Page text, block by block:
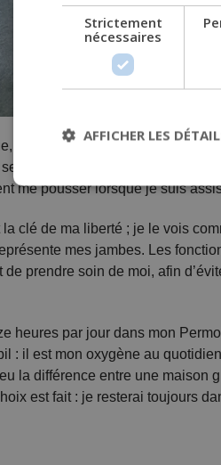
je suis vraiment reconnaissant
de mon Permobil comme de
me pousser lorsque je suis
clé de ma liberté ; je le vois
mes jambes. Les
de prendre soin de moi, afin
heures par jour dans mon
: il est mon oxygène au
la différence entre une maison
est fait : je resterai toujours
Strictement
nécessaires
AFFICHER LES